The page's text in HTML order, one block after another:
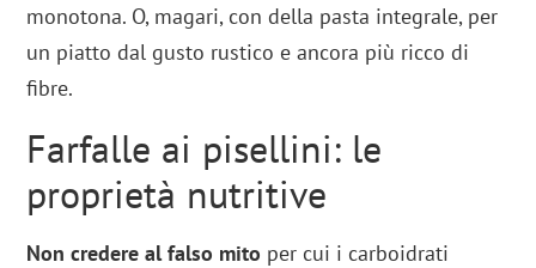
monotona. O, magari, con della pasta integrale, per
un piatto dal gusto rustico e ancora più ricco di
fibre.
Farfalle ai pisellini: le
proprietà nutritive
Non credere al falso mito per cui i carboidrati